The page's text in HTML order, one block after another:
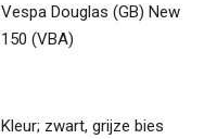
Vespa Douglas (GB) New
150 (VBA)
Kleur; zwart, grijze bies